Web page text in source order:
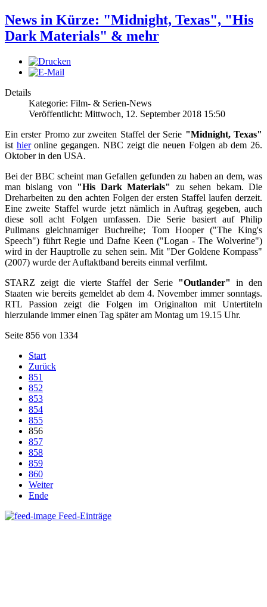
News in Kürze: "Midnight, Texas", "His
Dark Materials" & mehr
Details
Kategorie: Film- & Serien-News
Veröffentlicht: Mittwoch, 12. September 2018 15:50
Ein erster Promo zur zweiten Staffel der Serie "Midnight, Texas"
ist hieronline gegangen. NBC zeigt die neuen Folgen ab dem 26.
Oktober in den USA.
Bei der BBC scheint man Gefallen gefunden zu haben an dem, was
man bislang von "His Dark Materials"
zu sehen bekam. Die
Dreharbeiten zu den achten Folgen der ersten Staffel laufen derzeit.
Eine zweite Staffel wurde jetzt nämlich in Auftrag gegeben, auch
diese soll acht Folgen umfassen. Die Serie basiert auf Philip
Pullmans gleichnamiger Buchreihe; Tom Hooper ("The King's
Speech") führt Regie und Dafne Keen ("Logan - The Wolverine")
wird in der Hauptrolle zu sehen sein. Mit "Der Goldene Kompass"
(2007) wurde der Auftaktband bereits einmal verfilmt.
STARZ zeigt die vierte Staffel der Serie "Outlander"
in den
Staaten wie bereits gemeldet ab dem 4. November immer sonntags.
RTL Passion zeigt die Folgen im Originalton mit Untertiteln
hierzulande immer einen Tag später am Montag um 19.15 Uhr.
Seite 856 von 1334
Start
Zurück
851
852
853
854
855
856
857
858
859
860
Weiter
Ende
Feed-Einträge